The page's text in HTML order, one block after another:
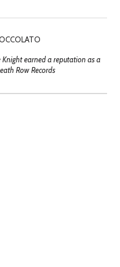
earned a reputation as a
Row Records